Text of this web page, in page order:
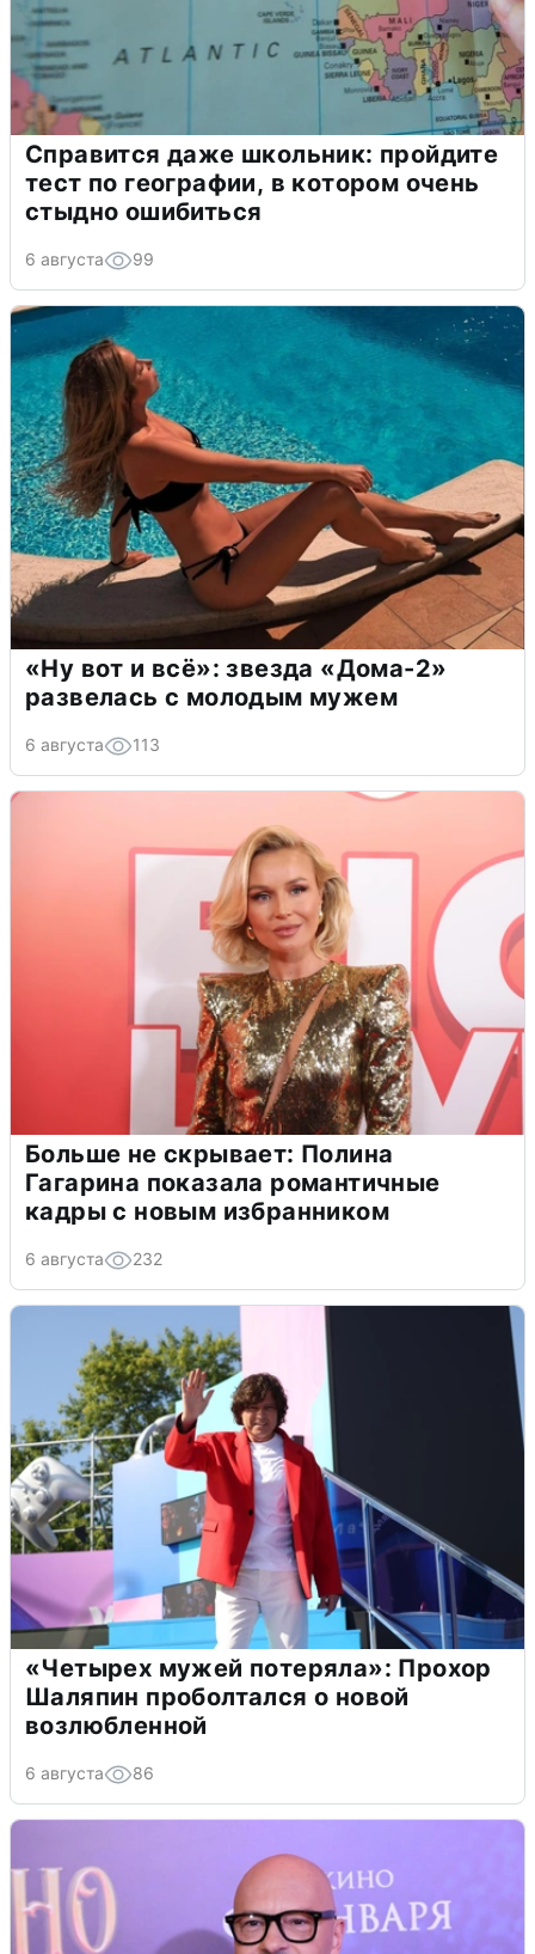
Справится даже школьник: пройдите
тест по географии, в котором очень
стыдно ошибиться
6 августа 99
«Ну вот и всё»: звезда «Дома-2»
развелась с молодым мужем
6 августа 113
Больше не скрывает: Полина
Гагарина показала романтичные
кадры с новым избранником
6 августа 232
«Четырех мужей потеряла»: Прохор
Шаляпин проболтался о новой
возлюбленной
6 августа 86